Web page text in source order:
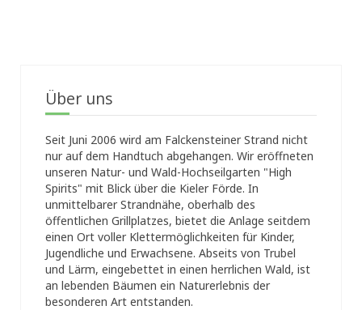
Über uns
Seit Juni 2006 wird am Falckensteiner Strand nicht
nur auf dem Handtuch abgehangen. Wir eröffneten
unseren Natur- und Wald-Hochseilgarten "High
Spirits" mit Blick über die Kieler Förde. In
unmittelbarer Strandnähe, oberhalb des
öffentlichen Grillplatzes, bietet die Anlage seitdem
einen Ort voller Klettermöglichkeiten für Kinder,
Jugendliche und Erwachsene. Abseits von Trubel
und Lärm, eingebettet in einen herrlichen Wald, ist
an lebenden Bäumen ein Naturerlebnis der
besonderen Art entstanden.